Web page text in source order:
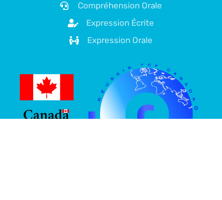
Compréhension Orale
Expression Écrite
Expression Orale